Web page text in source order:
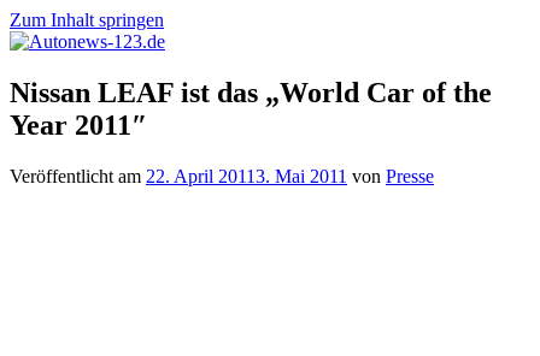
Zum Inhalt springen
Autonews-
123.de
Autonews
mit
Charme
Nissan LEAF ist das „World Car of the
Year 2011″
Veröffentlicht am 22. April 20113. Mai 2011 von Presse